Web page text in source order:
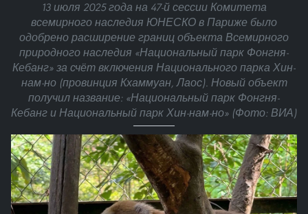
13 июля 2025 года на 47-й сессии Комитета
всемирного наследия ЮНЕСКО в Париже было
одобрено расширение границ объекта Всемирного
природного наследия «Национальный парк Фонгня-
Кебанг» за счёт включения Национального парка Хин-
нам-но (провинция Кхаммуан, Лаос). Новый объект
получил название: «Национальный парк Фонгня-
Кебанг и Национальный парк Хин-нам-но» (Фото: ВИА)